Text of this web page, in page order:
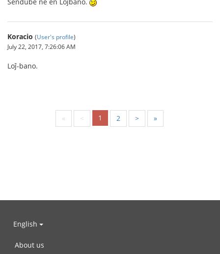
Sendube ne en Loĵbano.
Koracio (User's profile)
July 22, 2017, 7:26:06 AM
Loĵ-bano.
« < 1 2 > »
English
About us